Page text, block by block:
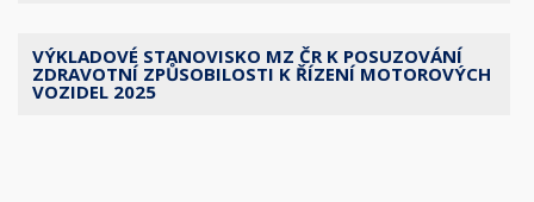
VÝKLADOVÉ STANOVISKO MZ ČR K POSUZOVÁNÍ
ZDRAVOTNÍ ZPŮSOBILOSTI K ŘÍZENÍ MOTOROVÝCH
VOZIDEL 2025